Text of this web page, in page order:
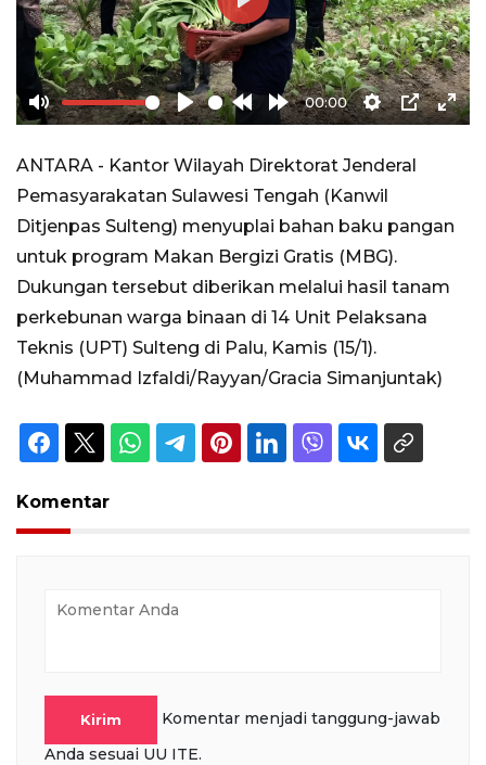
Mute Play
Rewind
10s
Forward
10s
00:00
Settings
PIP
Play
ANTARA - Kantor Wilayah Direktorat Jenderal
Pemasyarakatan Sulawesi Tengah (Kanwil
Ditjenpas Sulteng) menyuplai bahan baku pangan
untuk program Makan Bergizi Gratis (MBG).
Dukungan tersebut diberikan melalui hasil tanam
perkebunan warga binaan di 14 Unit Pelaksana
Teknis (UPT) Sulteng di Palu, Kamis (15/1).
(Muhammad Izfaldi/Rayyan/Gracia Simanjuntak)
Komentar
Kirim
Komentar menjadi tanggung-jawab
Anda sesuai UU ITE.